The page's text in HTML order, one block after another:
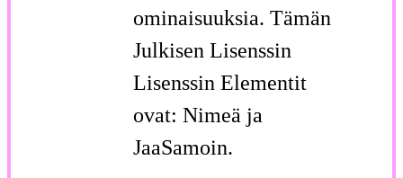
ominaisuuksia. Tämän
Julkisen Lisenssin
Lisenssin Elementit
ovat: Nimeä ja
JaaSamoin.